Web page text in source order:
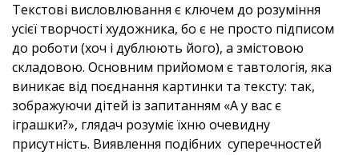
Текстові висловлювання є ключем до розуміння
усієї творчості художника, бо є не просто підписом
до роботи (хоч і дублюють його), а змістовою
складовою. Основним прийомом є тавтологія, яка
виникає від поєднання картинки та тексту: так,
зображуючи дітей із запитанням «А у вас є
іграшки?», глядач розуміє їхню очевидну
присутність. Виявлення подібних суперечностей